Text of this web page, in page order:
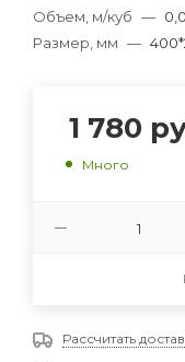
Объем, м/куб —
Размер, мм —
1 780
Много
Рассчитать